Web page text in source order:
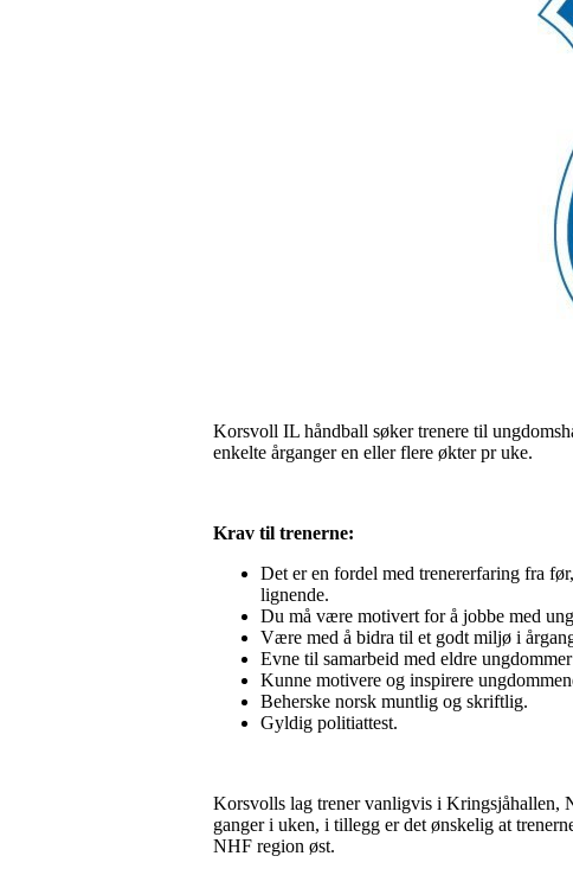
Korsvoll IL håndball søker trenere til
enkelte årganger en eller flere økter pr uke.
Krav til trenerne:
Det er en fordel med trenererfaring fra
lignende.
Du må være motivert for å jobbe med
Være med å bidra til et godt miljø i
Evne til samarbeid med eldre
Kunne motivere og inspirere
Beherske norsk muntlig og skriftlig.
Gyldig politiattest.
Korsvolls lag trener vanligvis i Kringsjåhallen,
ganger i uken, i tillegg er det ønskelig at
NHF region øst.